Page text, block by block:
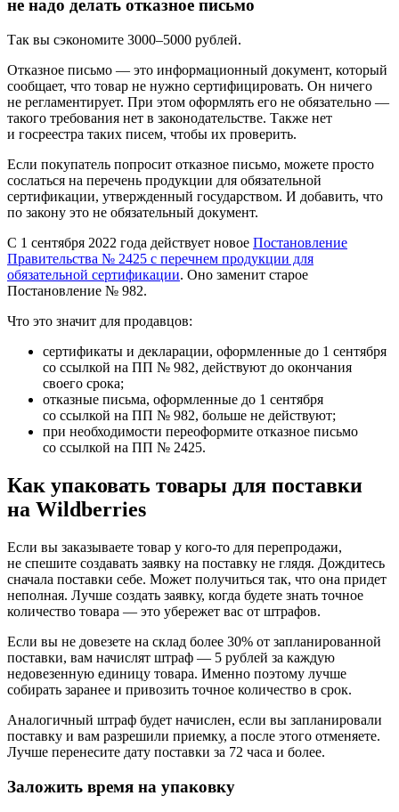
не надо делать отказное письмо
Так вы сэкономите 3000–5000 рублей.
Отказное письмо — это информационный документ, который
сообщает, что товар не нужно сертифицировать. Он ничего
не регламентирует. При этом оформлять его не обязательно —
такого требования нет в законодательстве. Также нет
и госреестра таких писем, чтобы их проверить.
Если покупатель попросит отказное письмо, можете просто
сослаться на перечень продукции для обязательной
сертификации, утвержденный государством. И добавить, что
по закону это не обязательный документ.
С 1 сентября 2022 года действует новое Постановление
Правительства № 2425 с перечнем продукции для
обязательной сертификации. Оно заменит старое
Постановление № 982.
Что это значит для продавцов:
сертификаты и декларации, оформленные до 1 сентября
со ссылкой на ПП № 982, действуют до окончания
своего срока;
отказные письма, оформленные до 1 сентября
со ссылкой на ПП № 982, больше не действуют;
при необходимости переоформите отказное письмо
со ссылкой на ПП № 2425.
Как упаковать товары для поставки
на Wildberries
Если вы заказываете товар у кого-то для перепродажи,
не спешите создавать заявку на поставку не глядя. Дождитесь
сначала поставки себе. Может получиться так, что она придет
неполная. Лучше создать заявку, когда будете знать точное
количество товара — это убережет вас от штрафов.
Если вы не довезете на склад более 30% от запланированной
поставки, вам начислят штраф — 5 рублей за каждую
недовезенную единицу товара. Именно поэтому лучше
собирать заранее и привозить точное количество в срок.
Аналогичный штраф будет начислен, если вы запланировали
поставку и вам разрешили приемку, а после этого отменяете.
Лучше перенесите дату поставки за 72 часа и более.
Заложить время на упаковку